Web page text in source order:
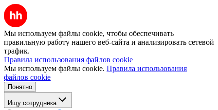
Мы используем файлы cookie, чтобы обеспечивать
правильную работу нашего веб-сайта и анализировать сетевой
трафик.
Правила использования файлов cookie
Мы используем файлы cookie. Правила использования
файлов cookie
Понятно
Ищу сотрудника